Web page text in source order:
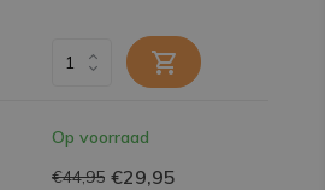
Op voorraad
€44,95 €29,95